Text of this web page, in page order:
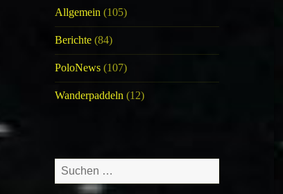
Allgemein (105)
Berichte (84)
PoloNews (107)
Wanderpaddeln (12)
Suche
nach: